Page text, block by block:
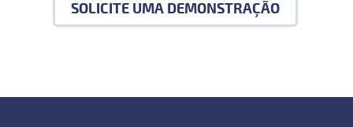
SOLICITE UMA DEMONSTRAÇÃO